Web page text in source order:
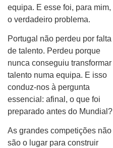
equipa. E esse foi, para mim,
o verdadeiro problema.
Portugal não perdeu por falta
de talento. Perdeu porque
nunca conseguiu transformar
talento numa equipa. E isso
conduz-nos à pergunta
essencial: afinal, o que foi
preparado antes do Mundial?
As grandes competições não
são o lugar para construir